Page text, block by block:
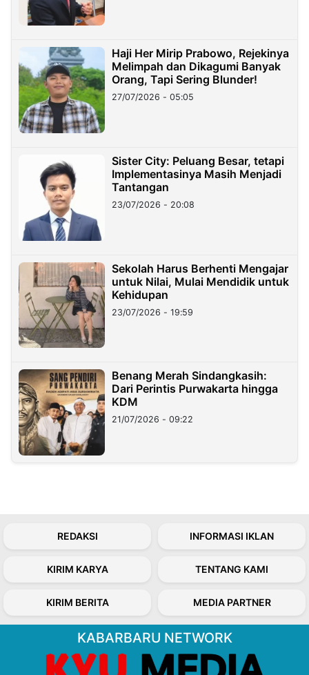
Haji Her Mirip Prabowo, Rejekinya
Melimpah dan Dikagumi Banyak
Orang, Tapi Sering Blunder!
27/07/2026 - 05:05
Sister City: Peluang Besar, tetapi
Implementasinya Masih Menjadi
Tantangan
23/07/2026 - 20:08
Sekolah Harus Berhenti Mengajar
untuk Nilai, Mulai Mendidik untuk
Kehidupan
23/07/2026 - 19:59
Benang Merah Sindangkasih:
Dari Perintis Purwakarta hingga
KDM
21/07/2026 - 09:22
REDAKSI INFORMASI IKLAN
KIRIM KARYA TENTANG KAMI
KIRIM BERITA MEDIA PARTNER
KABARBARU NETWORK